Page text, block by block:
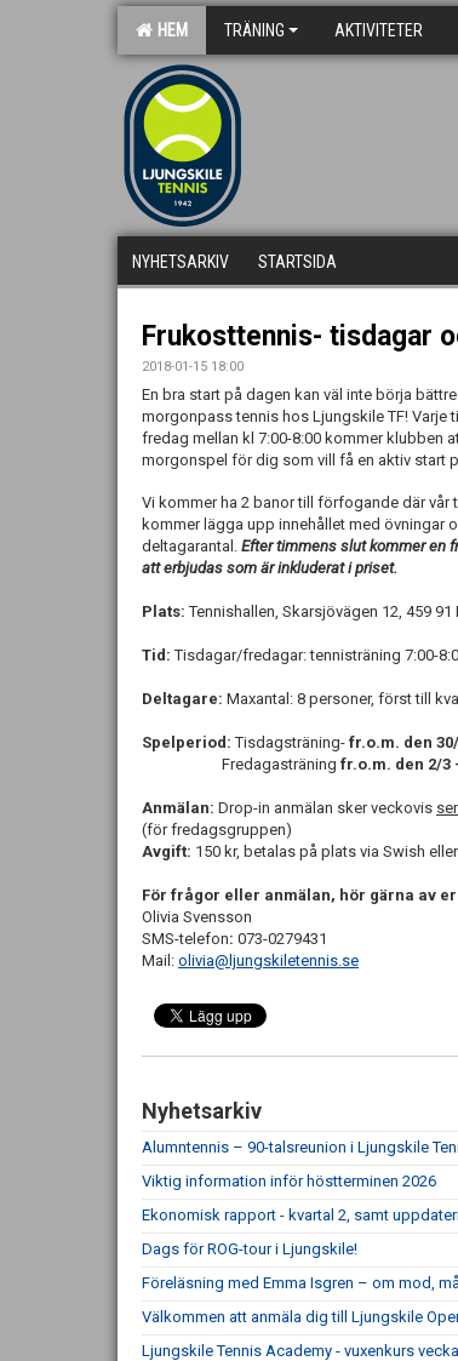
HEM TRÄNING AKTIVITETER
NYHETSARKIV STARTSIDA
Frukosttennis- tisdagar
2018-01-15 18:00
En bra start på dagen kan väl inte börja
morgonpass tennis hos Ljungskile TF! Varje
fredag mellan kl 7:00-8:00 kommer klubben
morgonspel för dig som vill få en aktiv start
Vi kommer ha 2 banor till förfogande där vår
kommer lägga upp innehållet med övningar
deltagarantal. Efter timmens slut kommer en
att erbjudas som är inkluderat i priset.
Plats: Tennishallen, Skarsjövägen 12, 459
Tid: Tisdagar/fredagar: tennisträning 7:00-
Deltagare: Maxantal: 8 personer, först till
Spelperiod: Tisdagsträning- fr.o.m. den
Fredagasträning fr.o.m. den 2/3
Anmälan: Drop-in anmälan sker veckovis
(för fredagsgruppen)
Avgift: 150 kr, betalas på plats via Swish
För frågor eller anmälan, hör gärna av
Olivia Svensson
SMS-telefon: 073-0279431
Mail: olivia@ljungskiletennis.se
Nyhetsarkiv
Alumntennis – 90-talsreunion i Ljungskile
Viktig information inför höstterminen 2026
Ekonomisk rapport - kvartal 2, samt
Dags för ROG-tour i Ljungskile!
Föreläsning med Emma Isgren – om mod,
Välkommen att anmäla dig till Ljungskile
Ljungskile Tennis Academy - vuxenkurs